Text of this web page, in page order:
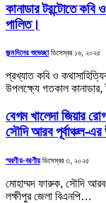
কানাডার টরন্টোতে কবি
পালিত।
জন্মদিনের শুভেচ্ছা ডিসেম্বর ১৬, ২০২৫
প্রখ্যাত কবি ও
উপলক্ষ্যে গতকাল
বেগম খালেদা জিয়ার
সৌদি আরব পূর্বাঞ্চল-
স্মরণীয়-বরণীয় ডিসেম্বর ৩, ২০২৫
মোহাম্মদ ফারুক, সৌদি আরব
লক্ষীপুর জেলা বিএনপি…